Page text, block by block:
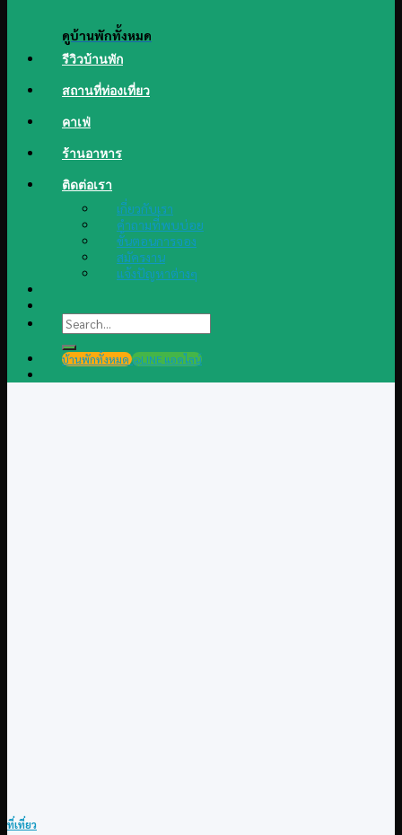
ดูบ้านพักทั้งหมด
รีวิวบ้านพัก
สถานที่ท่องเที่ยว
คาเฟ่
ร้านอาหาร
ติดต่อเรา
เกี่ยวกับเรา
คำถามที่พบบ่อย
ขั้นตอนการจอง
สมัครงาน
แจ้งปัญหาต่างๆ
Search
for:
บ้านพักทั้งหมด @LINE แอดไลน์
ที่เที่ยว